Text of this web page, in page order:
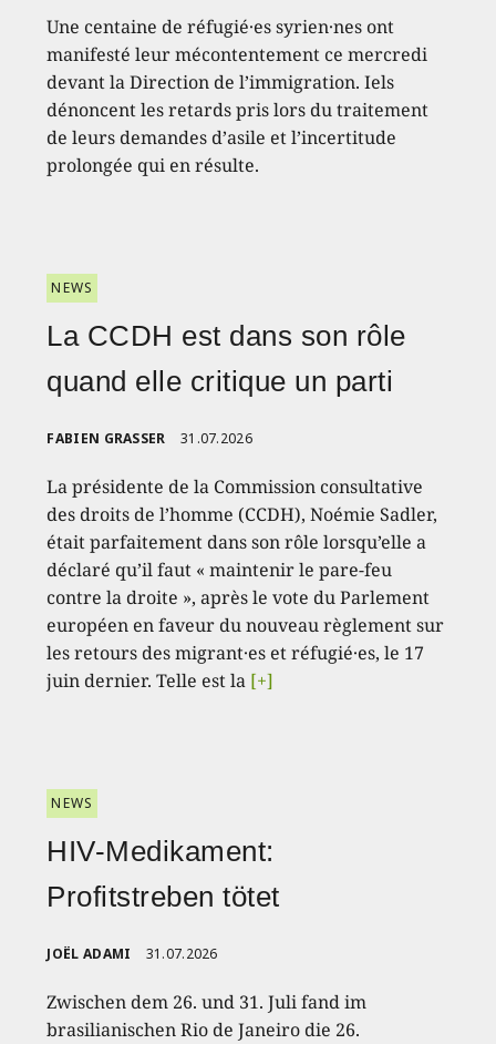
Une centaine de réfugié·es syrien·nes ont
manifesté leur mécontentement ce mercredi
devant la Direction de l’immigration. Iels
dénoncent les retards pris lors du traitement
de leurs demandes d’asile et l’incertitude
prolongée qui en résulte.
NEWS
La CCDH est dans son rôle
quand elle critique un parti
FABIEN GRASSER 31.07.2026
La présidente de la Commission consultative
des droits de l’homme (CCDH), Noémie Sadler,
était parfaitement dans son rôle lorsqu’elle a
déclaré qu’il faut « maintenir le pare-feu
contre la droite », après le vote du Parlement
européen en faveur du nouveau règlement sur
les retours des migrant·es et réfugié·es, le 17
juin dernier. Telle est la [+]
NEWS
HIV-Medikament:
Profitstreben tötet
JOËL ADAMI 31.07.2026
Zwischen dem 26. und 31. Juli fand im
brasilianischen Rio de Janeiro die 26.